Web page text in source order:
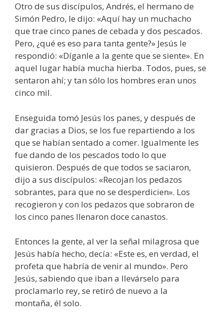
Otro de sus discípulos, Andrés, el hermano de
Simón Pedro, le dijo: «Aquí hay un muchacho
que trae cinco panes de cebada y dos pescados.
Pero, ¿qué es eso para tanta gente?» Jesús le
respondió: «Díganle a la gente que se siente». En
aquel lugar había mucha hierba. Todos, pues, se
sentaron ahí; y tan sólo los hombres eran unos
cinco mil.
Enseguida tomó Jesús los panes, y después de
dar gracias a Dios, se los fue repartiendo a los
que se habían sentado a comer. Igualmente les
fue dando de los pescados todo lo que
quisieron. Después de que todos se saciaron,
dijo a sus discípulos: «Recojan los pedazos
sobrantes, para que no se desperdicien». Los
recogieron y con los pedazos que sobraron de
los cinco panes llenaron doce canastos.
Entonces la gente, al ver la señal milagrosa que
Jesús había hecho, decía: «Este es, en verdad, el
profeta que habría de venir al mundo». Pero
Jesús, sabiendo que iban a llevárselo para
proclamarlo rey, se retiró de nuevo a la
montaña, él solo.